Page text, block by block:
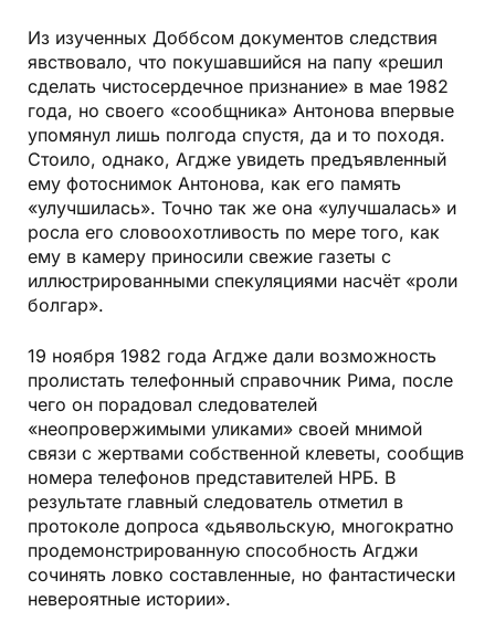
Из изученных Доббсом документов следствия
явствовало, что покушавшийся на папу «решил
сделать чистосердечное признание» в мае 1982
года, но своего «сообщника» Антонова впервые
упомянул лишь полгода спустя, да и то походя.
Стоило, однако, Агдже увидеть предъявленный
ему фотоснимок Антонова, как его память
«улучшилась». Точно так же она «улучшалась» и
росла его словоохотливость по мере того, как
ему в камеру приносили свежие газеты с
иллюстрированными спекуляциями насчёт «роли
болгар».
19 ноября 1982 года Агдже дали возможность
пролистать телефонный справочник Рима, после
чего он порадовал следователей
«неопровержимыми уликами» своей мнимой
связи с жертвами собственной клеветы, сообщив
номера телефонов представителей НРБ. В
результате главный следователь отметил в
протоколе допроса «дьявольскую, многократно
продемонстрированную способность Агджи
сочинять ловко составленные, но фантастически
невероятные истории».